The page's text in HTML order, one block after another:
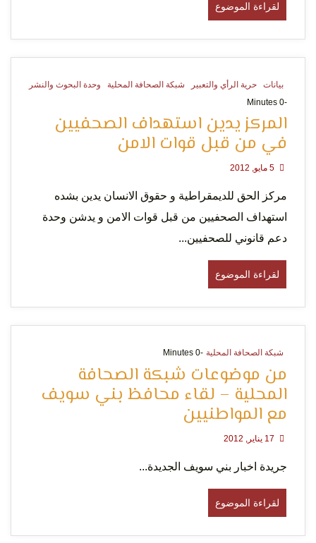
الرأي
التعبير
وحقوق
لقراءة الموضوع
بيانات حرية الرأي والتعبير شبكة الصحافة المحلية
وحدة البحوث والنشر
-0 Minutes
المركز يدين استهداف الصحفيين
في من قبل قوات الامن
مركز الحق للديمقراطية و حقوق الانسان يدين بشده
استهداف الصحفيين من قبل قوات الامن و يدشن وحدة
دعم قانوني للصحفيين...
لقراءة الموضوع
شبكة الصحافة المحلية -0 Minutes
من موضوعات شبكة الصحافة
المحلية – لقاء محافظ بني سويف
مع المواطنيين
جريدة اخبار بني سويف الجديدة...
لقراءة الموضوع